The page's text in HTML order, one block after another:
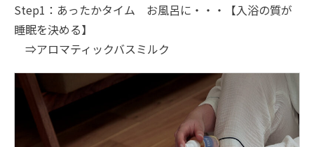
Step1：あったかタイム お風呂に・・・【入浴の質が
睡眠を決める】
⇒アロマティックバスミルク